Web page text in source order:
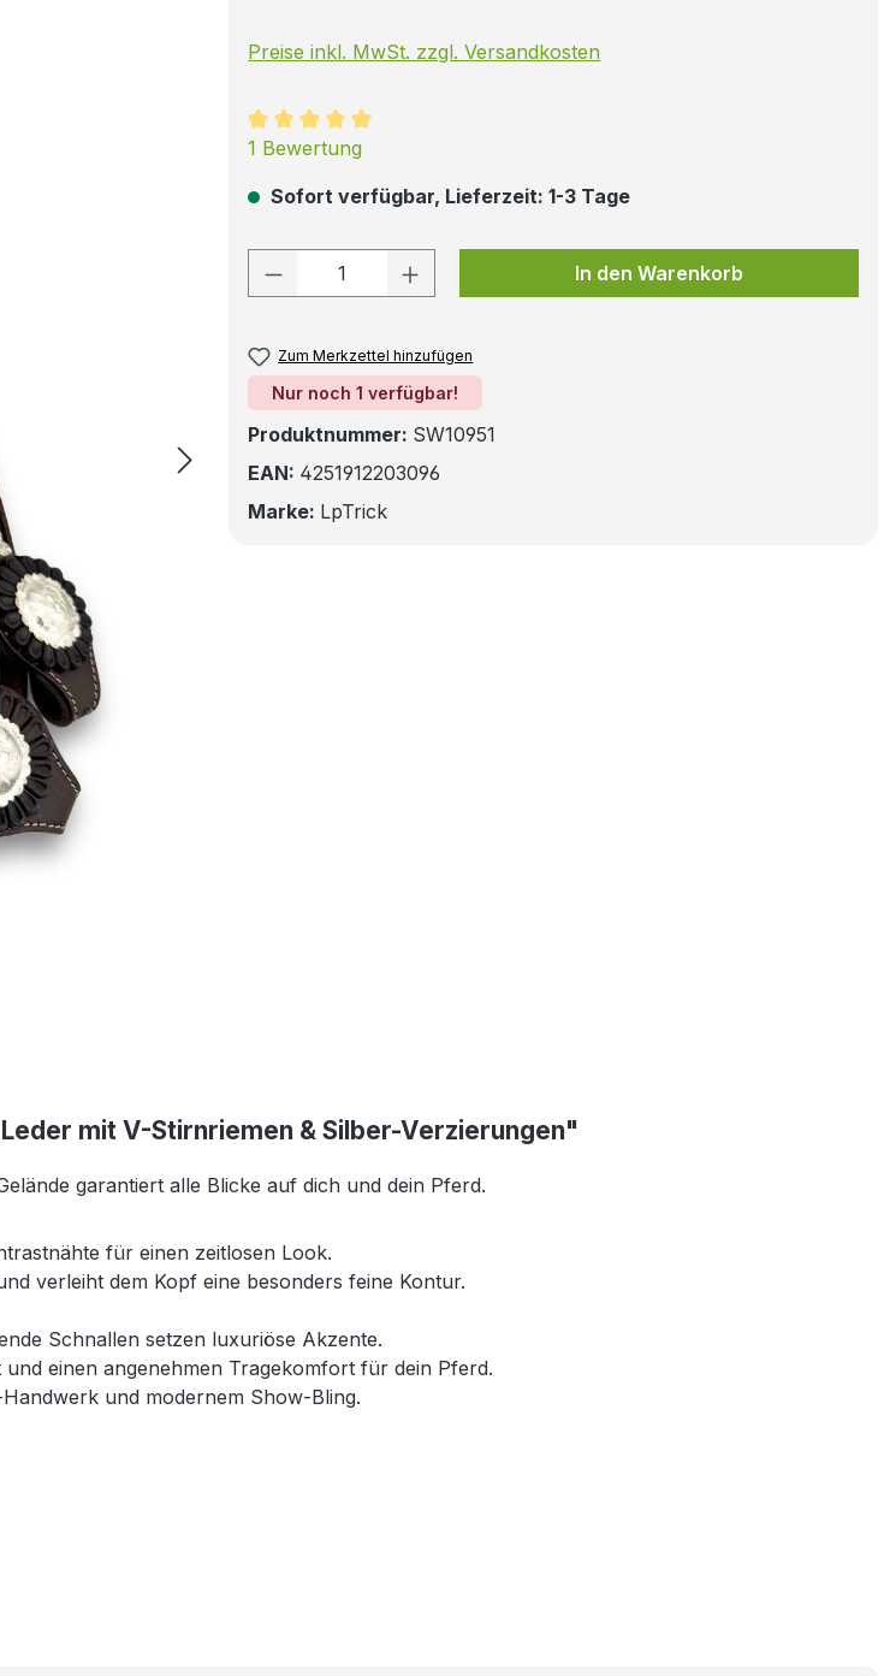
Preise inkl. MwSt. zzgl. Versandkosten
Durchschnittliche Bewertung von 5 von 5 Sternen
1 Bewertung
Sofort verfügbar, Lieferzeit: 1-3 Tage
Produkt Anzahl: Gib den gewünschten Wert
In den Warenkorb
Zum Merkzettel hinzufügen
Nur noch 1 verfügbar!
Produktnummer: SW10951
EAN: 4251912203096
Marke: LpTrick
mit V-Stirnriemen & Silber-Verzierungen"
garantiert alle Blicke auf dich und dein Pferd.
für einen zeitlosen Look.
verleiht dem Kopf eine besonders feine Kontur.
Schnallen setzen luxuriöse Akzente.
einen angenehmen Tragekomfort für dein Pferd.
und modernem Show-Bling.